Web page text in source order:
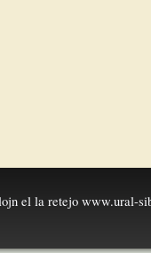
el la retejo www.ural-